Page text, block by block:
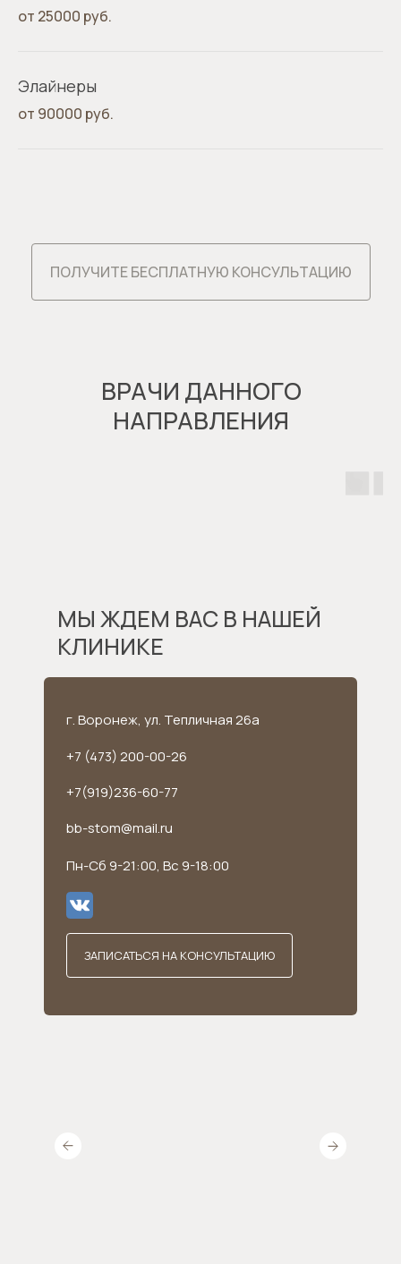
от 25000 руб.
Элайнеры
от 90000 руб.
ПОЛУЧИТЕ БЕСПЛАТНУЮ КОНСУЛЬТАЦИЮ
ВРАЧИ ДАННОГО
НАПРАВЛЕНИЯ
МЫ ЖДЕМ ВАС В НАШЕЙ
КЛИНИКЕ
г. Воронеж, ул. Тепличная 26а
bb-stom@mail.ru
Пн-Сб 9-21:00, Вс 9-18:00
+7 (473) 200-00-26
ЗАПИСАТЬСЯ НА КОНСУЛЬТАЦИЮ
+7(919)236-60-77